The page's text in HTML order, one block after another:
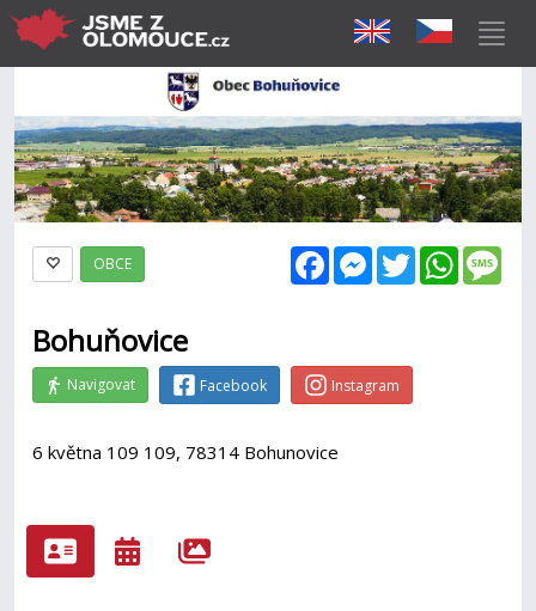
FacebookMessenger
Twitter
OBCE
Bohuňovice
Navigovat Facebook Instagram
6 května 109 109, 78314 Bohunovice